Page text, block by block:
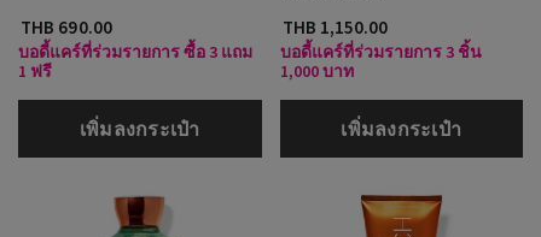
THB 690.00
บอดี้แคร์ที่ร่วมรายการ ซื้อ 3 แถม
1 ฟรี
เพิ่มลงกระเป๋า
THB 1,150.00
บอดี้แคร์ที่ร่วมรายการ 3 ชิ้น
1,000 บาท
เพิ่มลงกระเป๋า